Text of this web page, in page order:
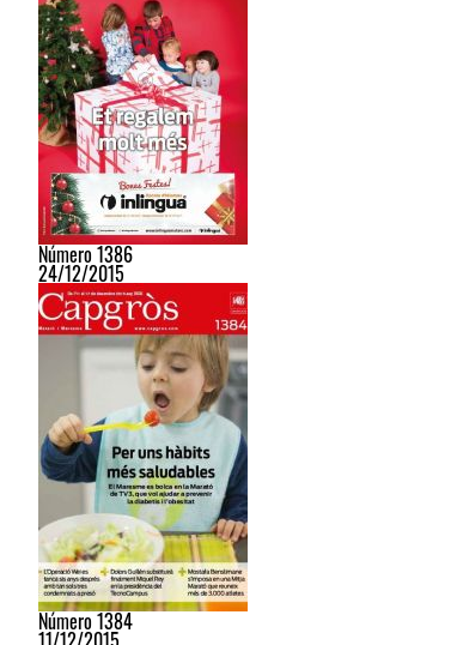
Número 1386
24/12/2015
Número 1384